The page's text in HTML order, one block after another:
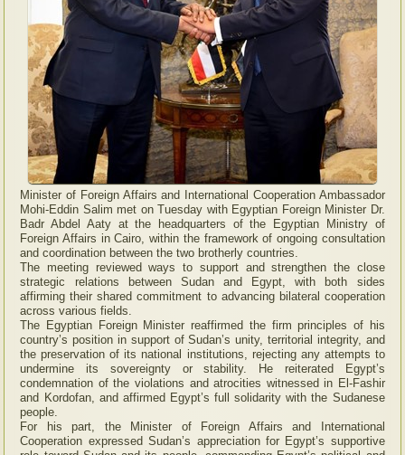
Minister of Foreign Affairs and International Cooperation Ambassador
Mohi-Eddin Salim met on Tuesday with Egyptian Foreign Minister Dr.
Badr Abdel Aaty at the headquarters of the Egyptian Ministry of
Foreign Affairs in Cairo, within the framework of ongoing consultation
and coordination between the two brotherly countries.
The meeting reviewed ways to support and strengthen the close
strategic relations between Sudan and Egypt, with both sides
affirming their shared commitment to advancing bilateral cooperation
across various fields.
The Egyptian Foreign Minister reaffirmed the firm principles of his
country’s position in support of Sudan’s unity, territorial integrity, and
the preservation of its national institutions, rejecting any attempts to
undermine its sovereignty or stability. He reiterated Egypt’s
condemnation of the violations and atrocities witnessed in El-Fashir
and Kordofan, and affirmed Egypt’s full solidarity with the Sudanese
people.
For his part, the Minister of Foreign Affairs and International
Cooperation expressed Sudan’s appreciation for Egypt’s supportive